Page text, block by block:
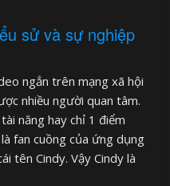
sử và sự nghiệp
ngắn trên mạng xã hội
nhiều người quan tâm.
năng hay chỉ 1 điểm
fan cuồng của ứng dụng
tên Cindy. Vậy Cindy là